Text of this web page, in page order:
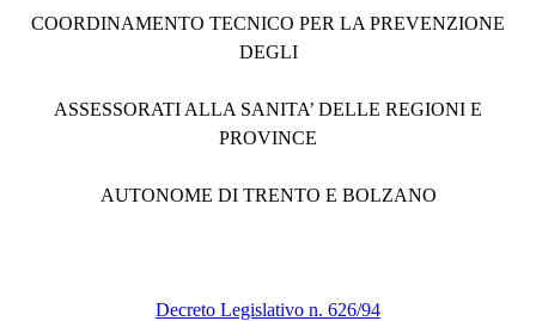
COORDINAMENTO TECNICO PER LA PREVENZIONE
DEGLI
ASSESSORATI ALLA SANITA’ DELLE REGIONI E
PROVINCE
AUTONOME DI TRENTO E BOLZANO
Decreto Legislativo n. 626/94